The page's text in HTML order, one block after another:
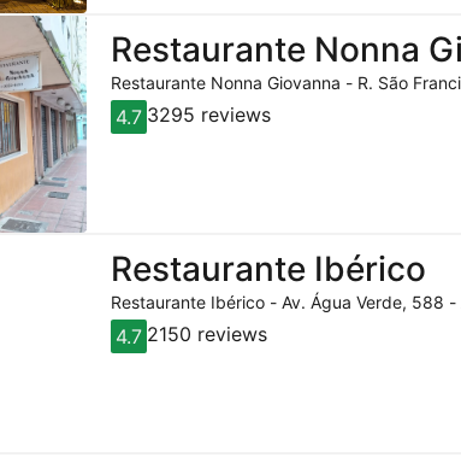
Restaurante Nonna
Restaurante Nonna Giovanna - R. São
4.7 3295 reviews
Restaurante Ibérico
Restaurante Ibérico - Av. Água Verde, 588
4.7 2150 reviews